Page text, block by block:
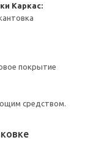
Каркас:
покрытие
средством.